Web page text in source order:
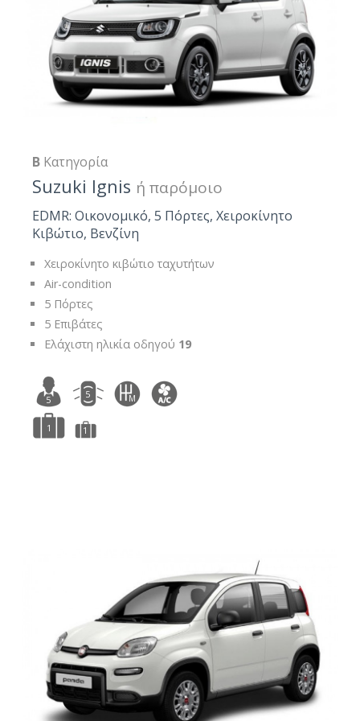
B Κατηγορία
Suzuki Ignis ή παρόμοιο
EDMR: Οικονομικό, 5 Πόρτες, Χειροκίνητο
Κιβώτιο, Βενζίνη
Χειροκίνητο κιβώτιο ταχυτήτων
Air-condition
5 Πόρτες
5 Επιβάτες
Ελάχιστη ηλικία οδηγού 19
5 5 M
1 1